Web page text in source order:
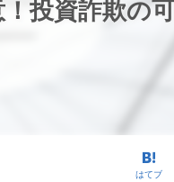
投資詐欺の
はてブ